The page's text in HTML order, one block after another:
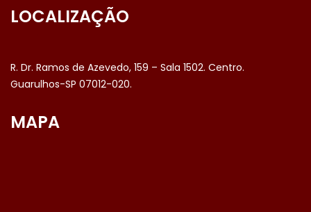
LOCALIZAÇÃO
R. Dr. Ramos de Azevedo, 159 – Sala 1502. Centro.
Guarulhos-SP 07012-020.
MAPA